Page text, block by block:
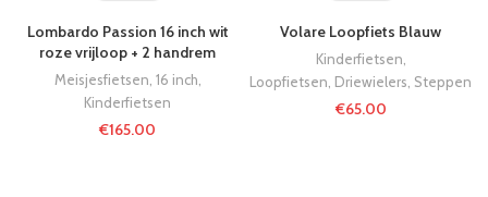
Lombardo Passion 16 inch wit
roze vrijloop + 2 handrem
Meisjesfietsen 16 inch
Kinderfietsen
€165.00
Volare Loopfiets Blauw
Kinderfietsen
Loopfietsen, Driewielers, Steppen
€65.00